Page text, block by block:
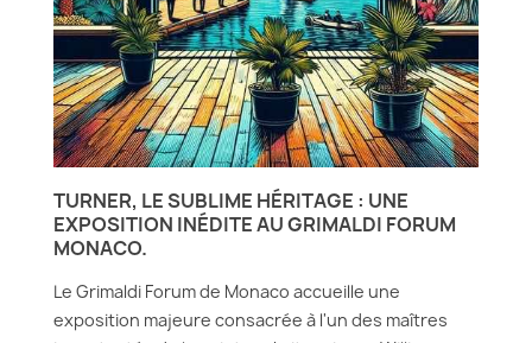
TURNER, LE SUBLIME HÉRITAGE : UNE
EXPOSITION INÉDITE AU GRIMALDI FORUM
MONACO.
Le Grimaldi Forum de Monaco accueille une
exposition majeure consacrée à l'un des maîtres